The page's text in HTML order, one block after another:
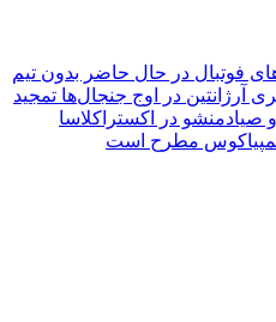
فوتبال در حال حاضر بدون تیم
آرژانتین در اوج جنجال‌ها تمجید
صیادمنشو در اکستراکلاسا
مطرح است